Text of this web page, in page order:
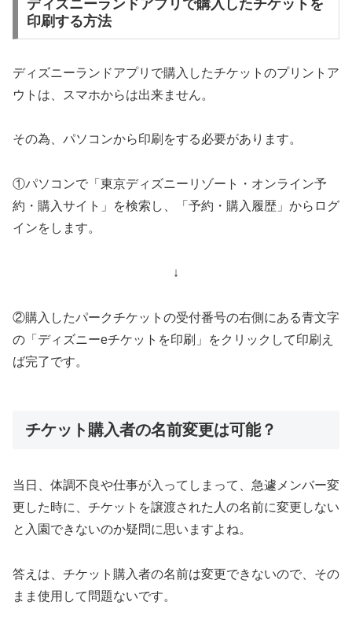
ディズニーランドアプリで購入したチケットを
印刷する方法
ディズニーランドアプリで購入したチケットのプリントア
ウトは、スマホからは出来ません。
その為、パソコンから印刷をする必要があります。
①パソコンで「東京ディズニーリゾート・オンライン予
約・購入サイト」を検索し、「予約・購入履歴」からログ
インをします。
↓
②購入したパークチケットの受付番号の右側にある青文字
の「ディズニーeチケットを印刷」をクリックして印刷え
ば完了です。
チケット購入者の名前変更は可能？
当日、体調不良や仕事が入ってしまって、急遽メンバー変
更した時に、チケットを譲渡された人の名前に変更しない
と入園できないのか疑問に思いますよね。
答えは、チケット購入者の名前は変更できないので、その
まま使用して問題ないです。